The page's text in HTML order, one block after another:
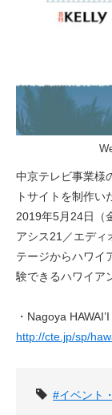
中京テレビ事業様
トサイトを制作い
2019年5月24日（
アシス21／エディ
テージからハワイ
験できるハワイア
・Nagoya
http://cte.jp/sp/
タグ
#イベント